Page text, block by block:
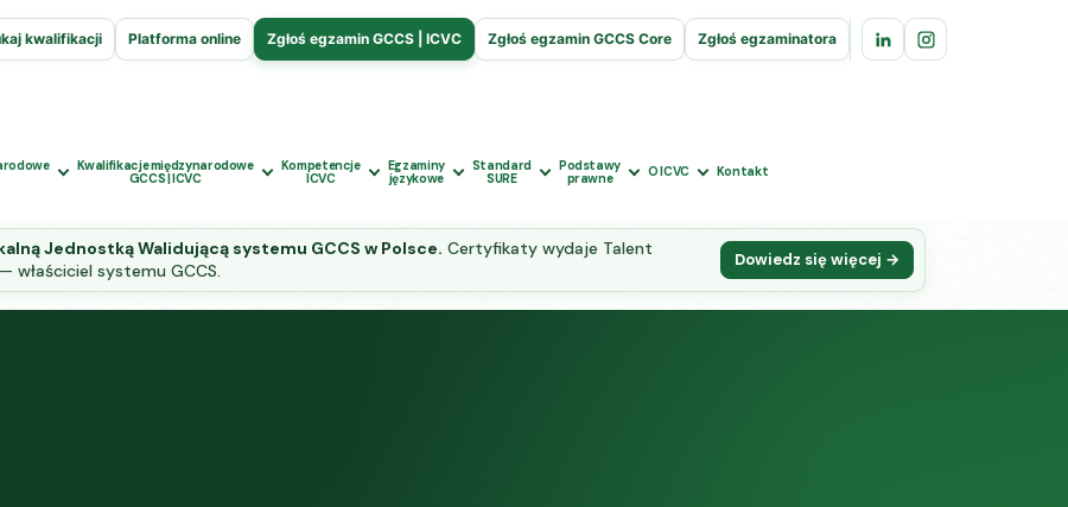
kwalifikacji Platforma online Zgłoś egzamin GCCS | ICVC Zgłoś egzamin GCCS Core Zgłoś egzaminatora
Kwalifikacje międzynarodowe
GCCS | ICVC
Kompetencje
ICVC
Egzaminy
językowe
Standard
SURE
Podstawy
prawne
O ICVC Kontakt
Jednostką Walidującą systemu GCCS w Polsce. Certyfikaty wydaje Talent
systemu GCCS.
Dowiedz się więcej →